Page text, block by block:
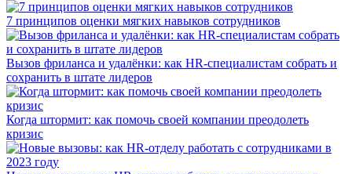
7 принципов оценки мягких навыков сотрудников
Вызов фриланса и удалёнки: как HR-специалистам собрать и
сохранить в штате лидеров
Когда штормит: как помочь своей компании преодолеть
кризис